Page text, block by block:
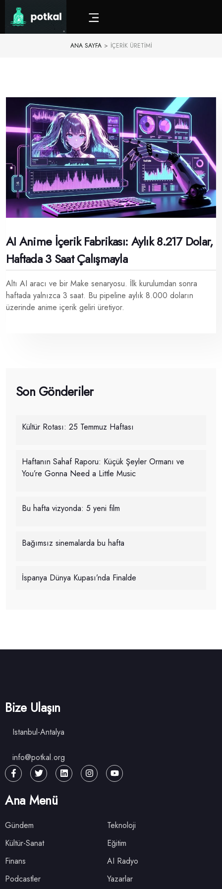
ANA SAYFA > IÇERIK ÜRETIMI
AI Anime İçerik Fabrikası: Aylık 8.217 Dolar,
Haftada 3 Saat Çalışmayla
Altı AI aracı ve bir Make senaryosu. İlk kurulumdan sonra
haftada yalnızca 3 saat. Bu pipeline aylık 8.000 doların
üzerinde anime içerik geliri üretiyor.
Son Gönderiler
Kültür Rotası: 25 Temmuz Haftası
Haftanın Sahaf Raporu: Küçük Şeyler Ormanı ve
You’re Gonna Need a Little Music
Bu hafta vizyonda: 5 yeni film
Bağımsız sinemalarda bu hafta
İspanya Dünya Kupası’nda Finalde
Bize Ulaşın
Istanbul-Antalya
info@potkal.org
Ana Menü
Gündem
Teknoloji
Kültür-Sanat
Eğitim
Finans
AI Radyo
Podcastler
Yazarlar